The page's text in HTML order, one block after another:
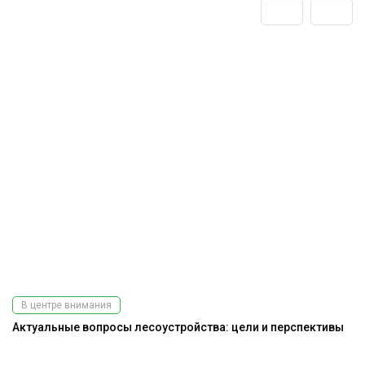
В центре внимания
Актуальные вопросы лесоустройства: цели и перспективы